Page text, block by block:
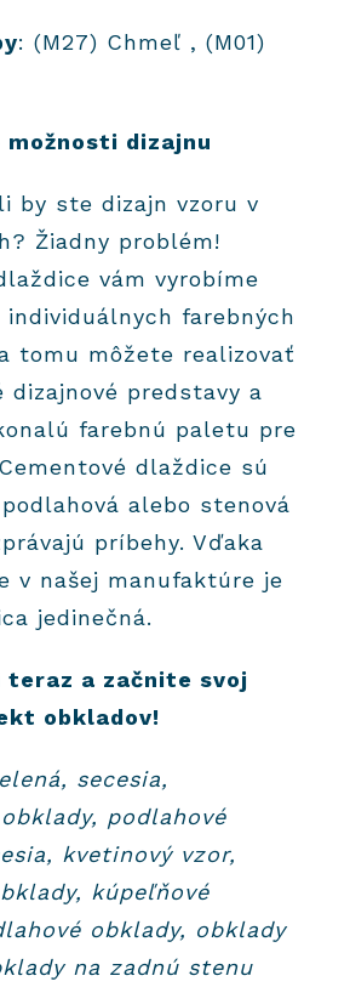
: (M27) Chmeľ , (M01)
možnosti dizajnu
by ste dizajn vzoru v
Žiadny problém!
vám vyrobíme
individuálnych farebných
tomu môžete realizovať
dizajnové predstavy a
farebnú paletu pre
dlaždice sú
alebo stenová
príbehy. Vďaka
v našej manufaktúre je
jedinečná.
a začnite svoj
obkladov!
secesia,
podlahové
kvetinový vzor,
kúpeľňové
obklady, obklady
na zadnú stenu